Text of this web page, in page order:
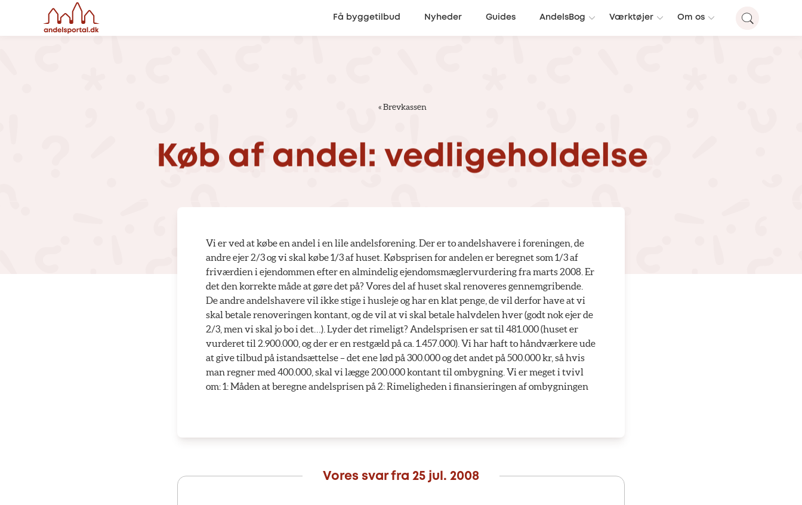
Få byggetilbud Nyheder Guides AndelsBog Værktøjer Om os
«Brevkassen
Køb af andel: vedligeholdelse
Vi er ved at købe en andel i en lile andelsforening. Der er to andelshavere i foreningen, de
andre ejer 2/3 og vi skal købe 1/3 af huset. Købsprisen for andelen er beregnet som 1/3 af
friværdien i ejendommen efter en almindelig ejendomsmæglervurdering fra marts 2008. Er
det den korrekte måde at gøre det på? Vores del af huset skal renoveres gennemgribende.
De andre andelshavere vil ikke stige i husleje og har en klat penge, de vil derfor have at vi
skal betale renoveringen kontant, og de vil at vi skal betale halvdelen hver (godt nok ejer de
2/3, men vi skal jo bo i det…). Lyder det rimeligt? Andelsprisen er sat til 481.000 (huset er
vurderet til 2.900.000, og der er en restgæld på ca. 1.457.000). Vi har haft to håndværkere ude
at give tilbud på istandsættelse – det ene lød på 300.000 og det andet på 500.000 kr, så hvis
man regner med 400.000, skal vi lægge 200.000 kontant til ombygning. Vi er meget i tvivl
om: 1: Måden at beregne andelsprisen på 2: Rimeligheden i finansieringen af ombygningen
Vores svar fra 25 jul. 2008